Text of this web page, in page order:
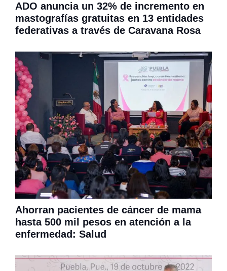
ADO anuncia un 32% de incremento en
mastografías gratuitas en 13 entidades
federativas a través de Caravana Rosa
Ahorran pacientes de cáncer de mama
hasta 500 mil pesos en atención a la
enfermedad: Salud